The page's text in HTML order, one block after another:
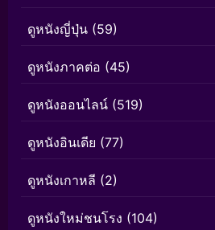
ดูหนังญี่ปุ่น (59)
ดูหนังภาคต่อ (45)
ดูหนังออนไลน์ (519)
ดูหนังอินเดีย (77)
ดูหนังเกาหลี (2)
ดูหนังใหม่ชนโรง (104)